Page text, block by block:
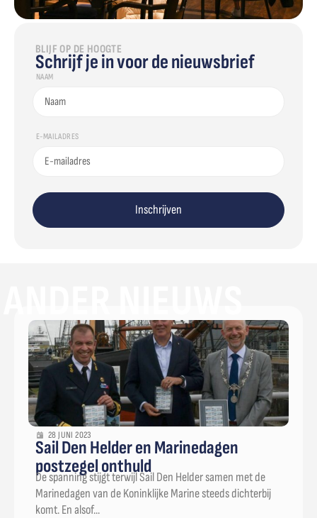
BLIJF OP DE HOOGTE
Schrijf je in voor de nieuwsbrief
NAAM
E-MAILADRES
Inschrijven
28 JUNI 2023
Sail Den Helder en Marinedagen
postzegel onthuld
De spanning stijgt terwijl Sail Den Helder samen met de
Marinedagen van de Koninklijke Marine steeds dichterbij
komt. En alsof...